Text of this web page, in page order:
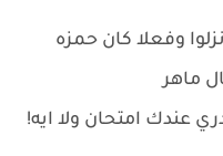
وفعلا كان حمزه
ماهر
عندك امتحان ولا ايه!